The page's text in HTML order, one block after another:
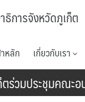
การจังหวัดภูเก็ต
หลัก เกี่ยวกับเรา
ร่วมประชุมคณ